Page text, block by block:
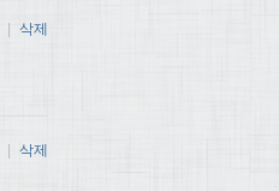
| 삭제
| 삭제